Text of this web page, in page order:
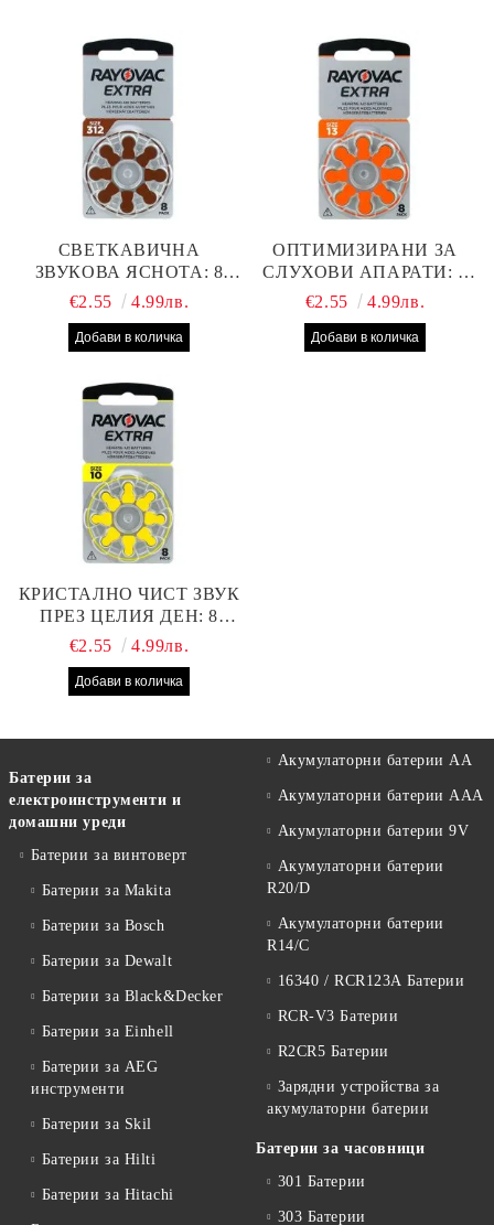
СВЕТКАВИЧНА
ЗВУКОВА ЯСНОТА: 8
БРОЯ RAYOVAC EXTRA
СЛУХОВ АПАРАТ С
€2.55 4.99лв.
ОПТИМИЗИРАНИ ЗА
СЛУХОВИ АПАРАТИ: 8
БРОЯ RAYOVAC EXTRA
ПРОИЗВОДИТЕЛНОСТ
€2.55 4.99лв.
КРИСТАЛНО ЧИСТ ЗВУК
ПРЕЗ ЦЕЛИЯ ДЕН: 8
БРОЯ RAYOVAC EXTRA
АПАРАТ
€2.55 4.99лв.
Батерии за
електроинструменти и
домашни уреди
Батерии за винтоверт
Батерии за Makita
Батерии за Bosch
Батерии за Dewalt
Батерии за Black&Decker
Батерии за Einhell
Батерии за AEG
инструменти
Батерии за Skil
Батерии за Hilti
Батерии за Hitachi
Акумулаторни батерии АА
Акумулаторни батерии AAA
Акумулаторни батерии 9V
Акумулаторни батерии
R20/D
Акумулаторни батерии
R14/C
16340 / RCR123A Батерии
RCR-V3 Батерии
R2CR5 Батерии
Зарядни устройства за
акумулаторни батерии
Батерии за часовници
301 Батерии
303 Батерии